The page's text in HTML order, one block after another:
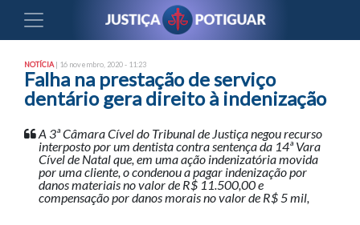
NOTÍCIA | 16 novembro, 2020 - 11:23
Falha na prestação de serviço
dentário gera direito à indenização
A 3ª Câmara Cível do Tribunal de Justiça negou recurso
interposto por um dentista contra sentença da 14ª Vara
Cível de Natal que, em uma ação indenizatória movida
por uma cliente, o condenou a pagar indenização por
danos materiais no valor de R$ 11.500,00 e
compensação por danos morais no valor de R$ 5 mil,